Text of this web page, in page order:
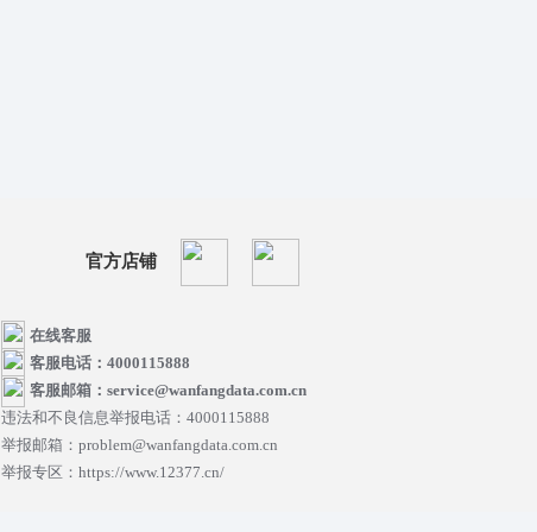
官方店铺
在线客服
客服电话：4000115888
客服邮箱：service@wanfangdata.com.cn
违法和不良信息举报电话：4000115888
举报邮箱：problem@wanfangdata.com.cn
举报专区：https://www.12377.cn/